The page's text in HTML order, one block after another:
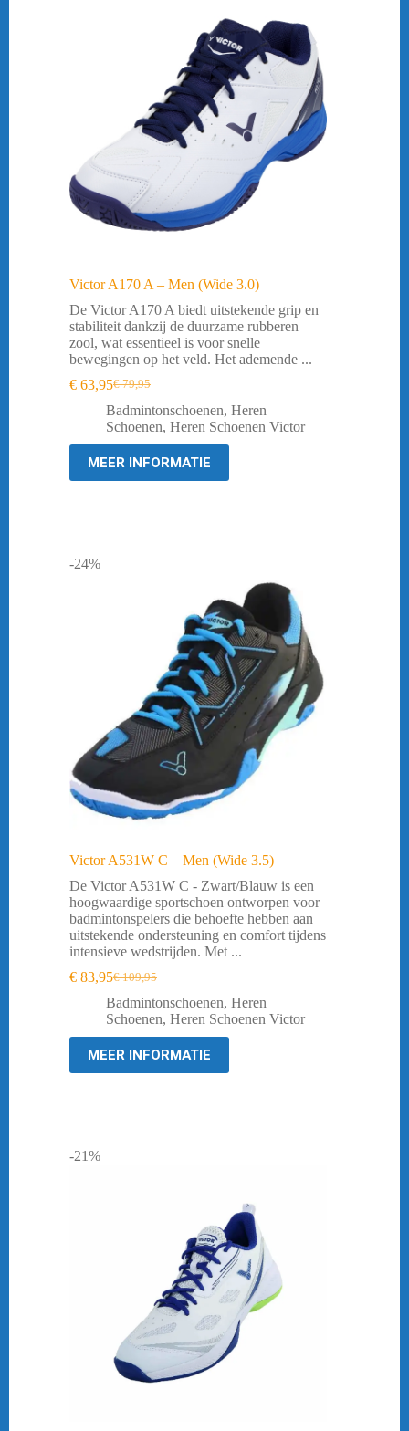
Victor A170 A – Men (Wide 3.0)
De Victor A170 A biedt uitstekende grip en
stabiliteit dankzij de duurzame rubberen
zool, wat essentieel is voor snelle
bewegingen op het veld. Het ademende ...
€79,95
Oorspronkelijke
prijs
was:
€ 63,95Huidige
prijs
is:
Badmintonschoenen, Heren
Schoenen, Heren Schoenen Victor
MEER INFORMATIE
-24%
Victor A531W C – Men (Wide 3.5)
De Victor A531W C - Zwart/Blauw is een
hoogwaardige sportschoen ontworpen voor
badmintonspelers die behoefte hebben aan
uitstekende ondersteuning en comfort tijdens
intensieve wedstrijden. Met ...
€109,95
Oorspronkelijke
prijs
was:
€ 109,95.
€ 83,95Huidige
prijs
is:
€ 83,95.
Badmintonschoenen, Heren
Schoenen, Heren Schoenen Victor
MEER INFORMATIE
-21%